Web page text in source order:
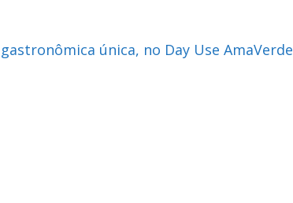
única, no Day Use AmaVerde